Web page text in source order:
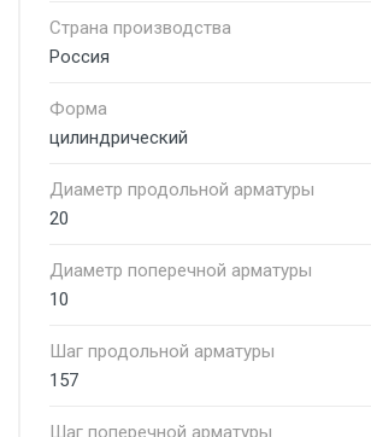
Страна производства
Россия
Форма
цилиндрический
Диаметр продольной арматуры
20
Диаметр поперечной арматуры
10
Шаг продольной арматуры
157
Шаг поперечной арматуры